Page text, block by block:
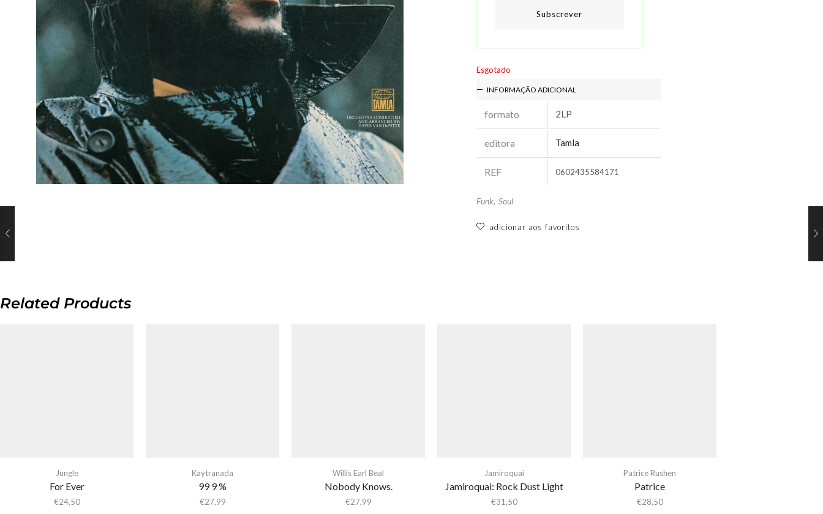
Subscrever
Esgotado
INFORMAÇÃO ADICIONAL
formato 2LP
editora Tamla
REF 0602435584171
Funk, Soul
adicionar aos favoritos
Related Products
Jungle
For Ever
€24,50
Kaytranada
99 9 %
€27,99
Willis Earl Beal
Nobody Knows.
€27,99
Jamiroquai
Jamiroquai: Rock Dust Light
€31,50
Patrice Rushen
Patrice
€28,50